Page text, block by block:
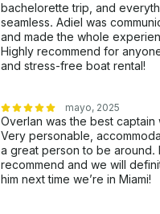
bachelorette trip, and
seamless. Adiel was
and made the whole
Highly recommend for
and stress-free boat rental!
mayo, 2025
Overlan was the best
Very personable,
a great person to be around.
recommend and we will
him next time we’re in Miami!